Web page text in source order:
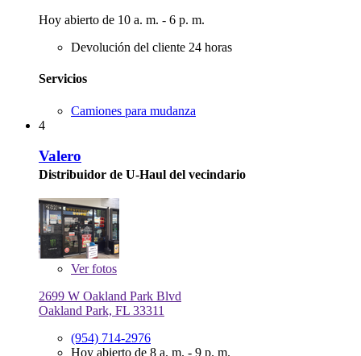
Hoy abierto de 10 a. m. - 6 p. m.
Devolución del cliente 24 horas
Servicios
Camiones para mudanza
4
Valero
Distribuidor de U-Haul del vecindario
Verfotos
2699 W Oakland Park Blvd
Oakland Park, FL 33311
(954) 714-2976
Hoy abierto de 8 a. m. - 9 p. m.